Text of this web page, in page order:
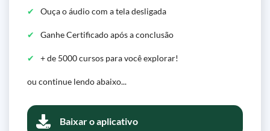
Ouça o áudio com a tela desligada
Ganhe Certificado após a conclusão
+ de 5000 cursos para você explorar!
ou continue lendo abaixo...
Baixar o aplicativo